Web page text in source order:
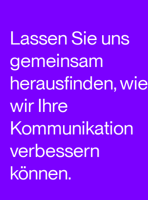
Lassen Sie uns
gemeinsam
herausfinden, wie
wir Ihre
Kommunikation
verbessern
können.